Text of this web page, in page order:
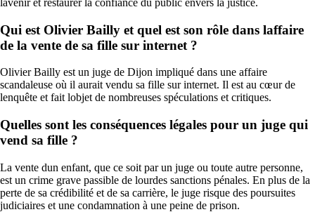
lavenir et restaurer la confiance du public envers la justice.
Qui est Olivier Bailly et quel est son rôle dans laffaire
de la vente de sa fille sur internet ?
Olivier Bailly est un juge de Dijon impliqué dans une affaire
scandaleuse où il aurait vendu sa fille sur internet. Il est au cœur de
lenquête et fait lobjet de nombreuses spéculations et critiques.
Quelles sont les conséquences légales pour un juge qui
vend sa fille ?
La vente dun enfant, que ce soit par un juge ou toute autre personne,
est un crime grave passible de lourdes sanctions pénales. En plus de la
perte de sa crédibilité et de sa carrière, le juge risque des poursuites
judiciaires et une condamnation à une peine de prison.